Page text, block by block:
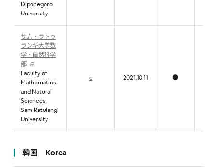
Diponegoro
University
サム・ラトゥ
ランギ大学数
学・自然科学
部
Faculty of
Mathematics
and Natural
Sciences,
Sam Ratulangi
University
e 2021.10.11 ●
韓国 Korea